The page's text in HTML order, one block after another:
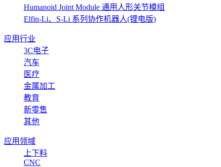
Humanoid Joint Module 通用人形关节模组
Elfin-Li、S-Li 系列协作机器人(锂电版)
应用行业
3C电子
汽车
医疗
金属加工
教育
新零售
其他
应用领域
上下料
CNC